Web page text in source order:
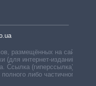
размещённых на сайте,
(для интернет-изданий —
Ссылка (гиперссылка)
либо частичного